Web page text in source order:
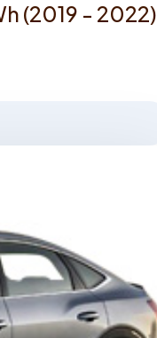
(2019 - 2022)